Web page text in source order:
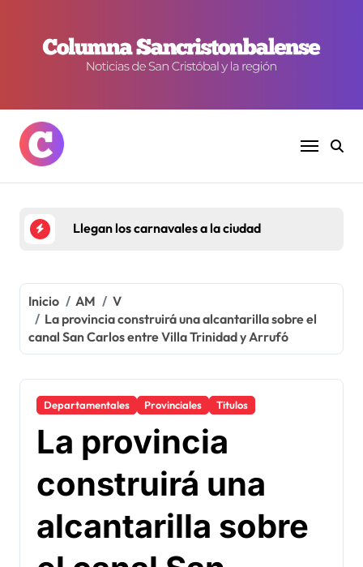
contenido
Llegan los carnavales a la ciudad
Inicio AM
V
La provincia construirá una alcantarilla sobre el
canal San Carlos entre Villa Trinidad y Arrufó
Departamentales Provinciales Titulos
La provincia
construirá una
alcantarilla sobre